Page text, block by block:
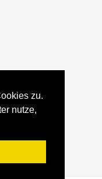
zu.
nutze,